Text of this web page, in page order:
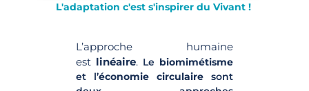
L'adaptation c'est s'inspirer du Vivant !
L’approche humaine
est linéaire. Le biomimétisme
et l’économie circulaire sont